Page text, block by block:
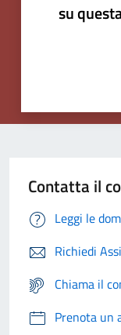
su
Contatta il
Leggi le
Richiedi
Chiama il
Prenota un